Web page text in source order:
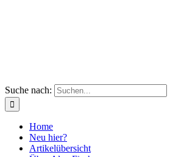
Suche nach:
Home
Neu hier?
Artikelübersicht